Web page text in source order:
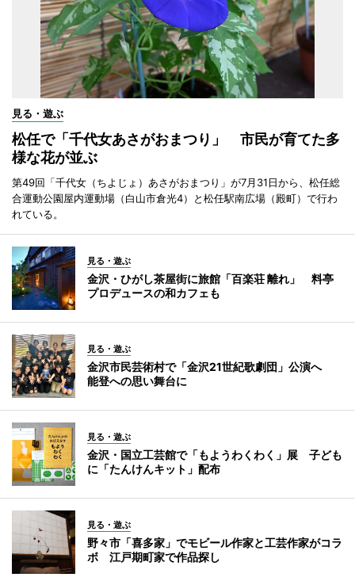
見る・遊ぶ
松任で「千代女あさがおまつり」 市民が育てた多
様な花が並ぶ
第49回「千代女（ちよじょ）あさがおまつり」が7月31日から、松任総
合運動公園屋内運動場（白山市倉光4）と松任駅南広場（殿町）で行わ
れている。
見る・遊ぶ
金沢・ひがし茶屋街に旅館「百楽荘 離れ」 料亭
プロデュースの和カフェも
見る・遊ぶ
金沢市民芸術村で「金沢21世紀歌劇団」公演へ
能登への思い舞台に
見る・遊ぶ
金沢・国立工芸館で「もようわくわく」展 子ども
に「たんけんキット」配布
見る・遊ぶ
野々市「喜多家」でモビール作家と工芸作家がコラ
ボ 江戸期町家で作品探し